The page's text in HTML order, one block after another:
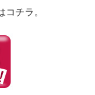
チラ。